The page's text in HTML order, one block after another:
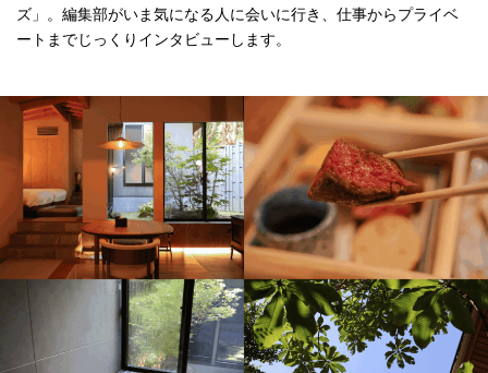
ズ」。編集部がいま気になる人に会いに行き、仕事からプライベ
ートまでじっくりインタビューします。